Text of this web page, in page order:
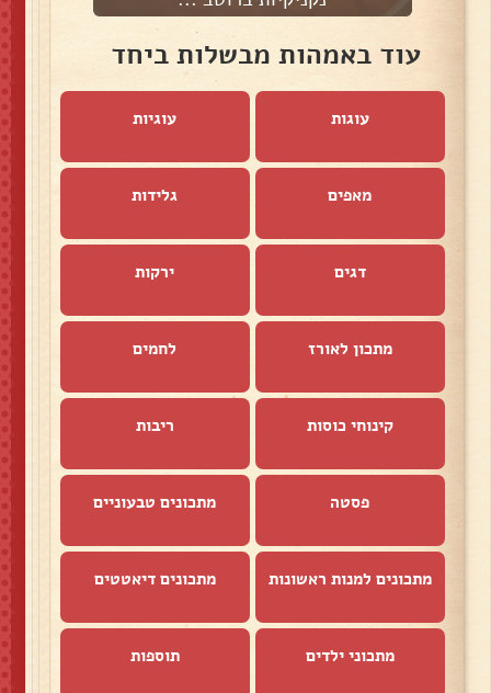
עוד באמהות מבשלות ביחד
עוגות עוגיות
מאפים גלידות
דגים ירקות
מתכון לאורז לחמים
קינוחי כוסות ריבות
פסטה מתכונים טבעוניים
מתכונים למנות ראשונות מתכונים דיאטטים
מתכוני ילדים תוספות